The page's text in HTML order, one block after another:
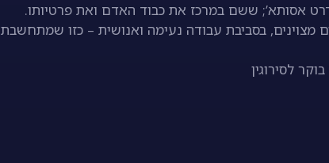
אסותא’; ששם במרכז את כבוד האדם ואת פרטיותו.
מצוינים, בסביבת עבודה נעימה ואנושית – כזו שמתחשבת